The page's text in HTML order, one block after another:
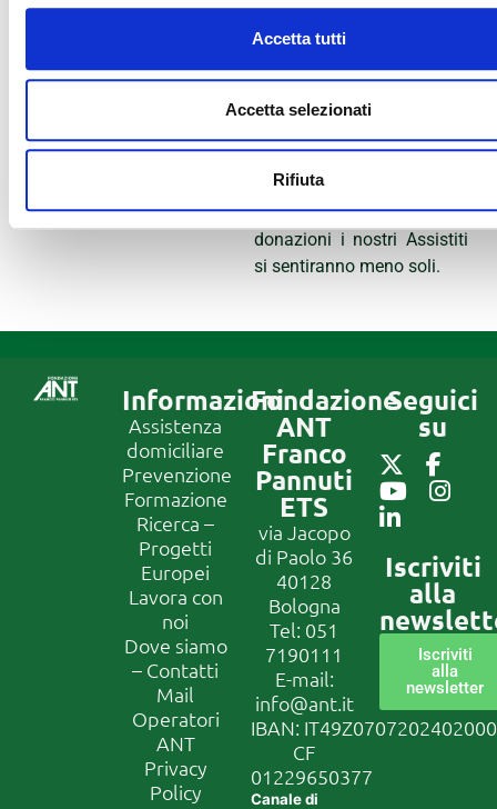
Accetta tutti
Accetta selezionati
Rifiuta
nazionale possa
concentrarsi
tutto il Paese. Continuate a
stare al nostro fianco, per
merito delle vostre
donazioni i nostri Assistiti
si sentiranno meno soli.
Informazioni
Assistenza
domiciliare
Prevenzione
Formazione
Ricerca –
Progetti
Europei
Lavora con
noi
Dove siamo
– Contatti
Mail
Operatori
ANT
Privacy
Policy
Fondazione
ANT
Franco
Pannuti
ETS
via Jacopo
di Paolo 36
40128
Bologna
Tel: 051
7190111
E-mail:
info@ant.it
IBAN:
CF
01229650377
Canale di
Seguici
su
Iscriviti
alla
Iscriviti
alla
newsletter